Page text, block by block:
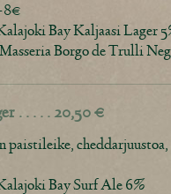
Bay Kaljaasi Lager
Borgo de Trulli
. . . . . 20,50 €
paistileike,
Bay Surf Ale 6%